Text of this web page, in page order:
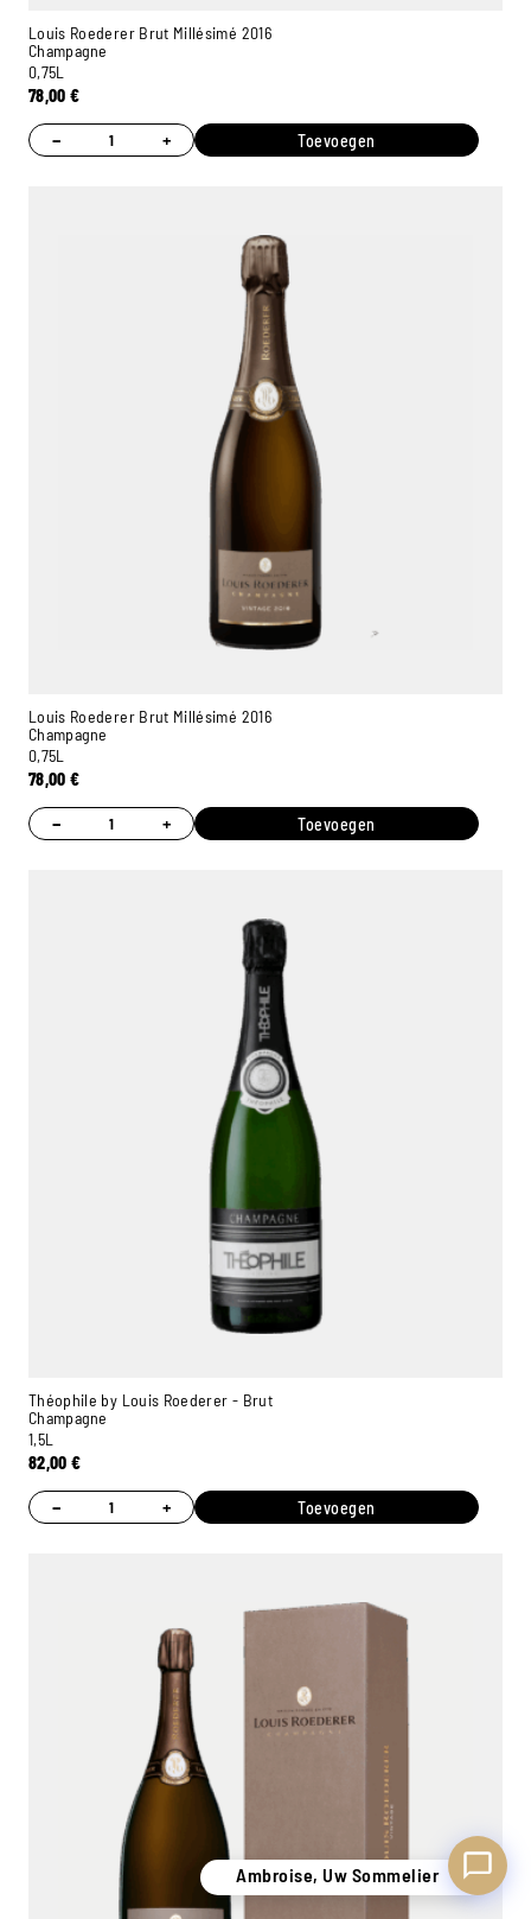
Louis Roederer Brut Millésimé 2016
Champagne
0,75L
78,00€
− + Toevoegen
Louis Roederer Brut Millésimé 2016
Champagne
0,75L
78,00€
− + Toevoegen
Théophile by Louis Roederer - Brut
Champagne
1,5L
82,00€
− + Toevoegen
Ambroise, Uw Sommelier
Ambroise, Uw Sommelier